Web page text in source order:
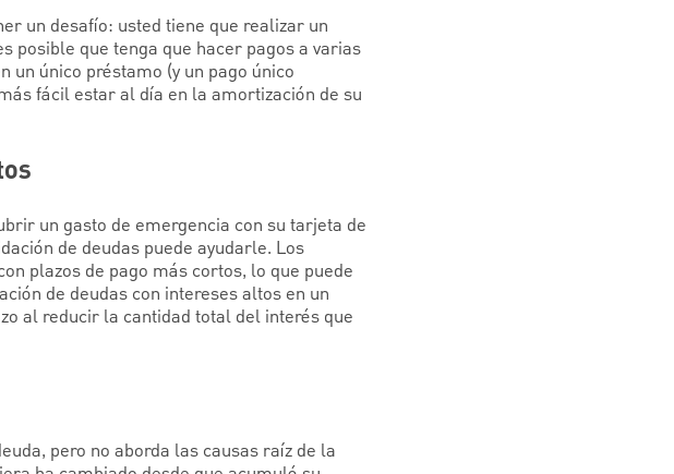
un desafío: usted tiene que realizar un
posible que tenga que hacer pagos a varias
un único préstamo (y un pago único
fácil estar al día en la amortización de su
un gasto de emergencia con su tarjeta de
de deudas puede ayudarle. Los
plazos de pago más cortos, lo que puede
de deudas con intereses altos en un
al reducir la cantidad total del interés que
pero no aborda las causas raíz de la